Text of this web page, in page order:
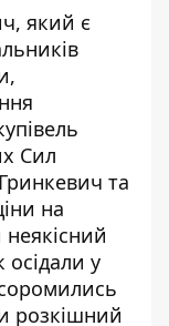
який є
Сил
та
на
неякісний
осідали у
розкішний